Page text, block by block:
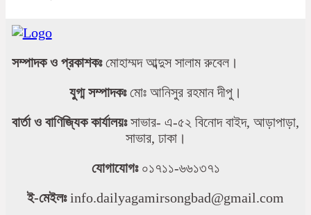
সম্পাদক ও প্রকাশকঃমোহাম্মদ আব্দুস সালাম রুবেল।
যুগ্ম সম্পাদকঃমোঃ আনিসুর রহমান দীপু।
বার্তা ও বাণিজ্যিক কার্যালয়ঃসাভার- এ-৫২ বিনোদ বাইদ, আড়াপাড়া,
সাভার, ঢাকা।
যোগাযোগঃ০১৭১১-৬৬১৩৭১
ই-মেইলঃinfo.dailyagamirsongbad@gmail.com